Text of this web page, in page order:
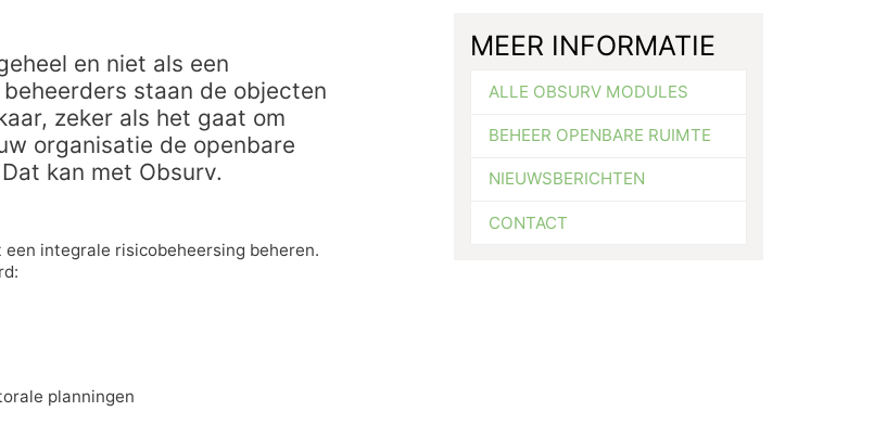
en niet als een
staan de objecten
zeker als het gaat om
organisatie de openbare
kan met Obsurv.
integrale risicobeheersing beheren.
planningen
MEER INFORMATIE
ALLE OBSURV MODULES
BEHEER OPENBARE RUIMTE
NIEUWSBERICHTEN
CONTACT